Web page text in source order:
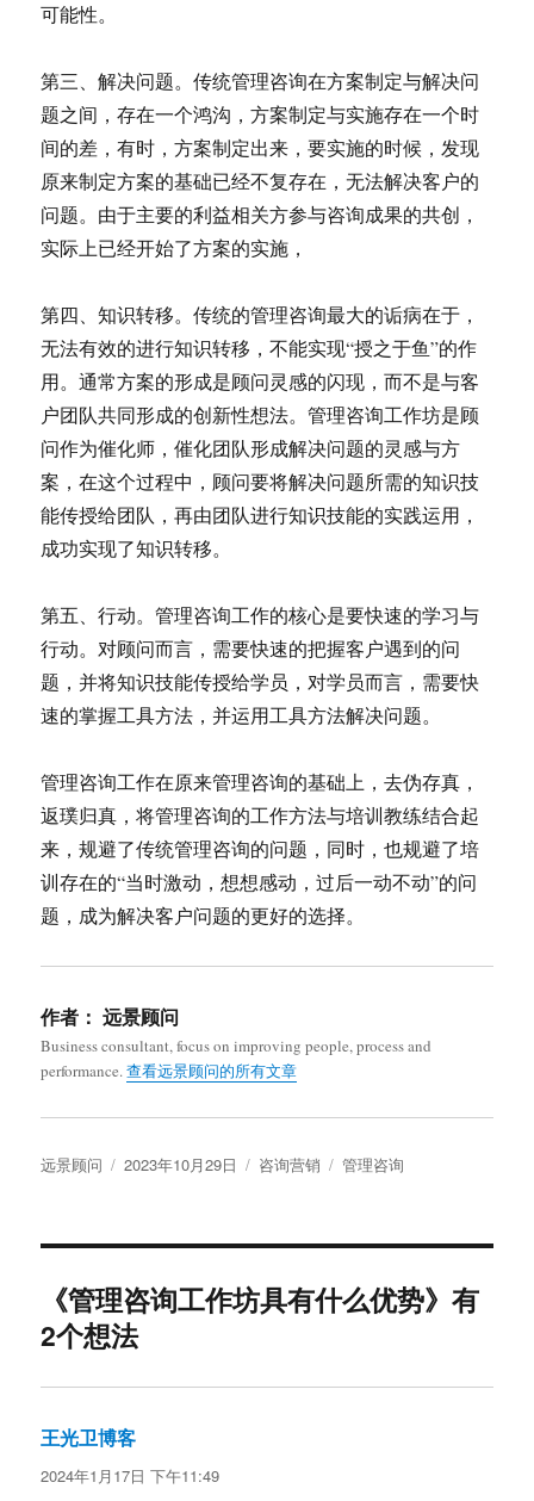
可能性。
第三、解决问题。传统管理咨询在方案制定与解决问
题之间，存在一个鸿沟，方案制定与实施存在一个时
间的差，有时，方案制定出来，要实施的时候，发现
原来制定方案的基础已经不复存在，无法解决客户的
问题。由于主要的利益相关方参与咨询成果的共创，
实际上已经开始了方案的实施，
第四、知识转移。传统的管理咨询最大的诟病在于，
无法有效的进行知识转移，不能实现“授之于鱼”的作
用。通常方案的形成是顾问灵感的闪现，而不是与客
户团队共同形成的创新性想法。管理咨询工作坊是顾
问作为催化师，催化团队形成解决问题的灵感与方
案，在这个过程中，顾问要将解决问题所需的知识技
能传授给团队，再由团队进行知识技能的实践运用，
成功实现了知识转移。
第五、行动。管理咨询工作的核心是要快速的学习与
行动。对顾问而言，需要快速的把握客户遇到的问
题，并将知识技能传授给学员，对学员而言，需要快
速的掌握工具方法，并运用工具方法解决问题。
管理咨询工作在原来管理咨询的基础上，去伪存真，
返璞归真，将管理咨询的工作方法与培训教练结合起
来，规避了传统管理咨询的问题，同时，也规避了培
训存在的“当时激动，想想感动，过后一动不动”的问
题，成为解决客户问题的更好的选择。
作者： 远景顾问
Business consultant, focus on improving people, process and
performance.查看远景顾问的所有文章
作
远景顾问
发
2023年10月29日
分
咨询营销
标
管理咨询
《管理咨询工作坊具有什么优势》有
2个想法
王光卫博客
道：
2024年1月17日 下午11:49